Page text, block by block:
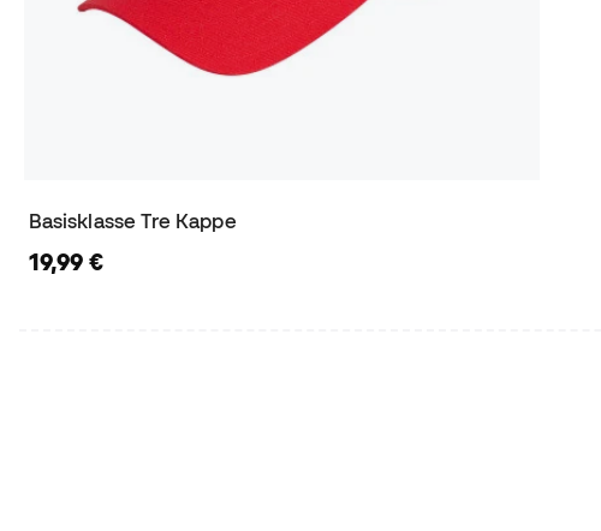
Basisklasse Tre Kappe
19,99 €